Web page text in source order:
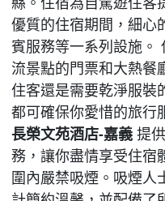
優質的住宿期間，細心
賓服務等一系列設施。
流景點的門票和大熱餐
住客還是需要乾淨服裝
都可確保你愛惜的旅行
長榮文苑酒店-嘉義提
務，讓你盡情享受住宿
圍內嚴禁吸煙。吸煙人